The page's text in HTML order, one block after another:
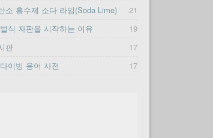
소 흡수제 소다 라임(Soda Lime)
21
식 자판을 시작하는 이유
19
판
17
이빙 용어 사전
17